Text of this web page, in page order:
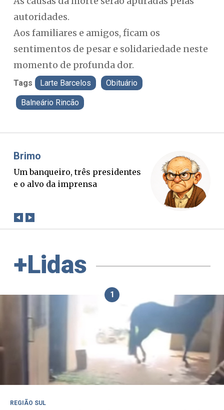
autoridades.
Aos familiares e amigos, ficam os
sentimentos de pesar e solidariedade neste
momento de profunda dor.
Tags Larte Barcelos Obituário
Balneário Rincão
Misael Elias
O Boato corre mais rápido que a
verdade. Mas quem paga a
+Lidas
1
REGIÃO SUL